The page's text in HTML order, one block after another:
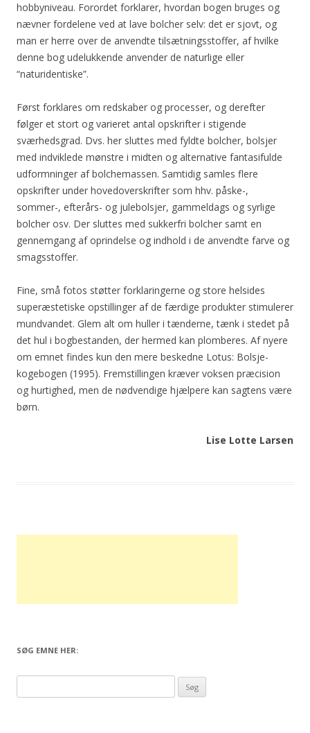
hobbyniveau. Forordet forklarer, hvordan bogen bruges og
nævner fordelene ved at lave bolcher selv: det er sjovt, og
man er herre over de anvendte tilsætningsstoffer, af hvilke
denne bog udelukkende anvender de naturlige eller
“naturidentiske”.
Først forklares om redskaber og processer, og derefter
følger et stort og varieret antal opskrifter i stigende
sværhedsgrad. Dvs. her sluttes med fyldte bolcher, bolsjer
med indviklede mønstre i midten og alternative fantasifulde
udformninger af bolchemassen. Samtidig samles flere
opskrifter under hovedoverskrifter som hhv. påske-,
sommer-, efterårs- og julebolsjer, gammeldags og syrlige
bolcher osv. Der sluttes med sukkerfri bolcher samt en
gennemgang af oprindelse og indhold i de anvendte farve og
smagsstoffer.
Fine, små fotos støtter forklaringerne og store helsides
superæstetiske opstillinger af de færdige produkter stimulerer
mundvandet. Glem alt om huller i tænderne, tænk i stedet på
det hul i bogbestanden, der hermed kan plomberes. Af nyere
om emnet findes kun den mere beskedne Lotus: Bolsje-
kogebogen (1995). Fremstillingen kræver voksen præcision
og hurtighed, men de nødvendige hjælpere kan sagtens være
børn.
Lise Lotte Larsen
SØG EMNE HER:
efter: